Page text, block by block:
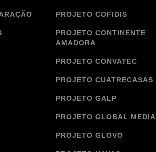
PROJETO COFIDIS
PROJETO CONTINENTE
AMADORA
PROJETO CONVATEC
PROJETO CUATRECASAS
PROJETO GALP
PROJETO GLOBAL MEDIA
PROJETO GLOVO